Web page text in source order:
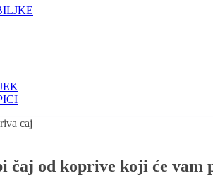
čaj od koprive koji će vam